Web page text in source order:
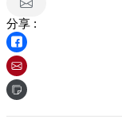
分享 :